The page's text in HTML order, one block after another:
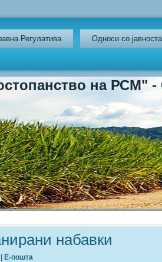
Регулатива Oдноси со јавноста
на РСМ" -
набавки
Е-пошта